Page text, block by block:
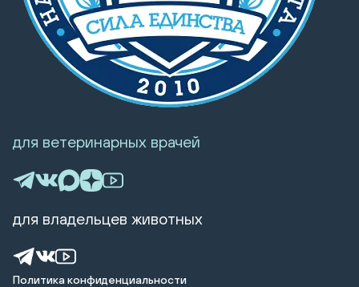
Политика конфиденциальности
для ветеринарных врачей
для владельцев животных